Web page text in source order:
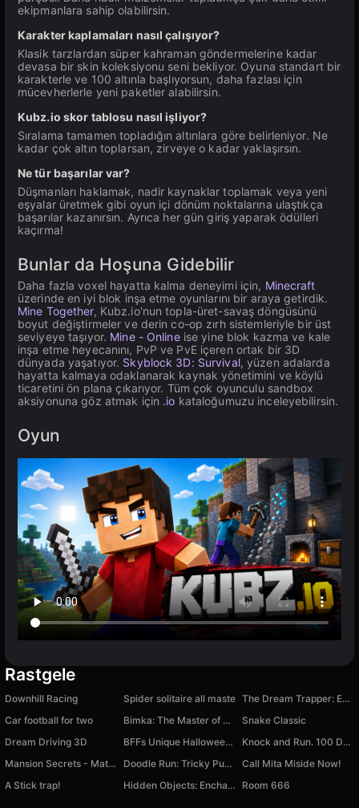
ekipmanlara sahip olabilirsin.
Karakter kaplamaları nasıl çalışıyor?
Klasik tarzlardan süper kahraman göndermelerine kadar
devasa bir skin koleksiyonu seni bekliyor. Oyuna standart bir
karakterle ve 100 altınla başlıyorsun, daha fazlası için
mücevherlerle yeni paketler alabilirsin.
Kubz.io skor tablosu nasıl işliyor?
Sıralama tamamen topladığın altınlara göre belirleniyor. Ne
kadar çok altın toplarsan, zirveye o kadar yaklaşırsın.
Ne tür başarılar var?
Düşmanları haklamak, nadir kaynaklar toplamak veya yeni
eşyalar üretmek gibi oyun içi dönüm noktalarına ulaştıkça
başarılar kazanırsın. Ayrıca her gün giriş yaparak ödülleri
kaçırma!
Bunlar da Hoşuna Gidebilir
Daha fazla voxel hayatta kalma deneyimi için, Minecraft
üzerinde en iyi blok inşa etme oyunlarını bir araya getirdik.
Mine Together, Kubz.io'nun topla-üret-savaş döngüsünü
boyut değiştirmeler ve derin co-op zırh sistemleriyle bir üst
seviyeye taşıyor. Mine - Onlineise yine blok kazma ve kale
inşa etme heyecanını, PvP ve PvE içeren ortak bir 3D
dünyada yaşatıyor. Skyblock 3D: Survival, yüzen adalarda
hayatta kalmaya odaklanarak kaynak yönetimini ve köylü
ticaretini ön plana çıkarıyor. Tüm çok oyunculu sandbox
aksiyonuna göz atmak için .io kataloğumuzu inceleyebilirsin.
Oyun
Rastgele
Downhill Racing Spider solitaire all maste
The Dream Trapper: Escape Game
Car football for two
Bimka: The Master of Destruction
Snake Classic
Dream Driving 3D
BFFs Unique Halloween Costumes
Knock and Run. 100 Doors Escape
Mansion Secrets - Match 3
Doodle Run: Tricky Puzzle
Call Mita Miside Now!
A Stick trap!
Hidden Objects: Enchanted Garden Room 666